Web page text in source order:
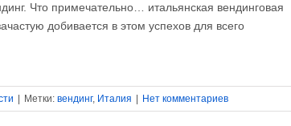
Что примечательно… итальянская вендинговая
добивается в этом успехов для всего
Метки: вендинг, Италия Нет комментариев